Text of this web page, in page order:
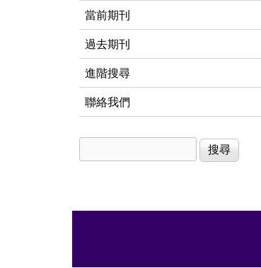
當前期刊
過去期刊
進階搜尋
聯絡我們
搜尋表單